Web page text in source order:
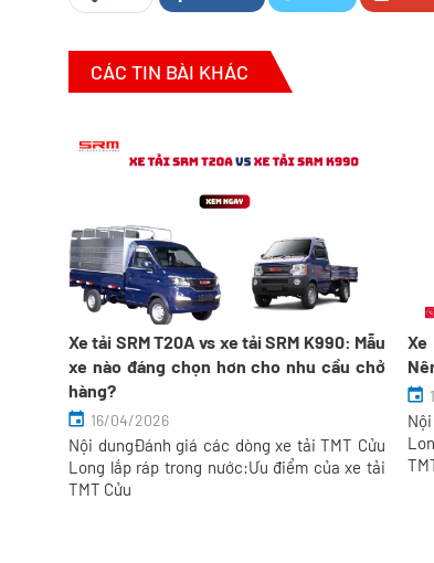
CÁC TIN BÀI KHÁC
Xe tải SRM T20A vs xe tải SRM K990: Mẫu
xe nào đáng chọn hơn cho nhu cầu chở
hàng?
16/04/2026
Nội dungĐánh giá các dòng xe tải TMT Cửu
Long lắp ráp trong nước:Ưu điểm của xe tải
TMT Cửu
Xe